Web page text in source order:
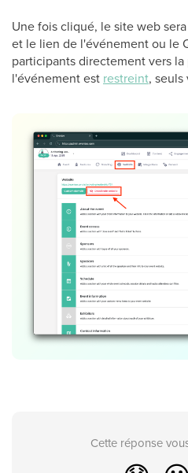
Une fois cliqué, le site web
et le lien de l'événement ou le
participants directement vers
l'événement est restreint, seuls
Cette réponse